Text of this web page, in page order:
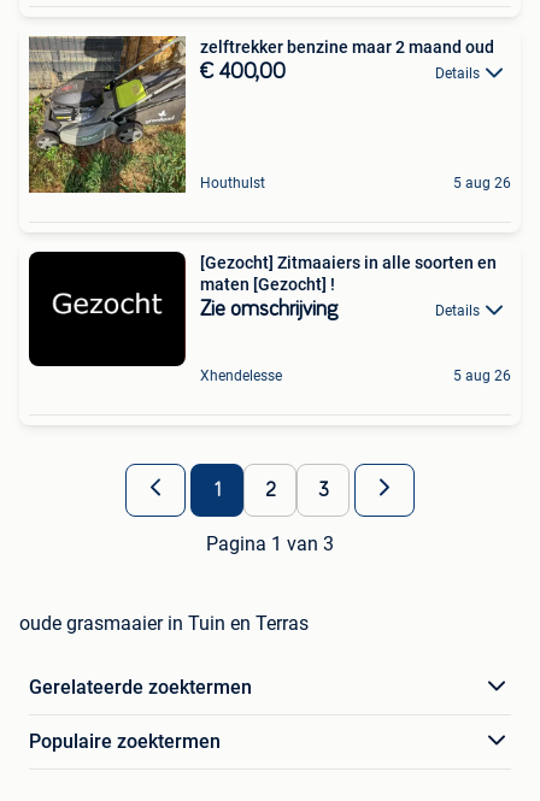
zelftrekker benzine maar 2 maand oud
€ 400,00 Details
Houthulst 5 aug 26
[Gezocht] Zitmaaiers in alle soorten en
maten [Gezocht] !
Zie omschrijving Details
Xhendelesse 5 aug 26
1 2 3
Pagina 1 van 3
oude grasmaaier in Tuin en Terras
Gerelateerde zoektermen
Populaire zoektermen